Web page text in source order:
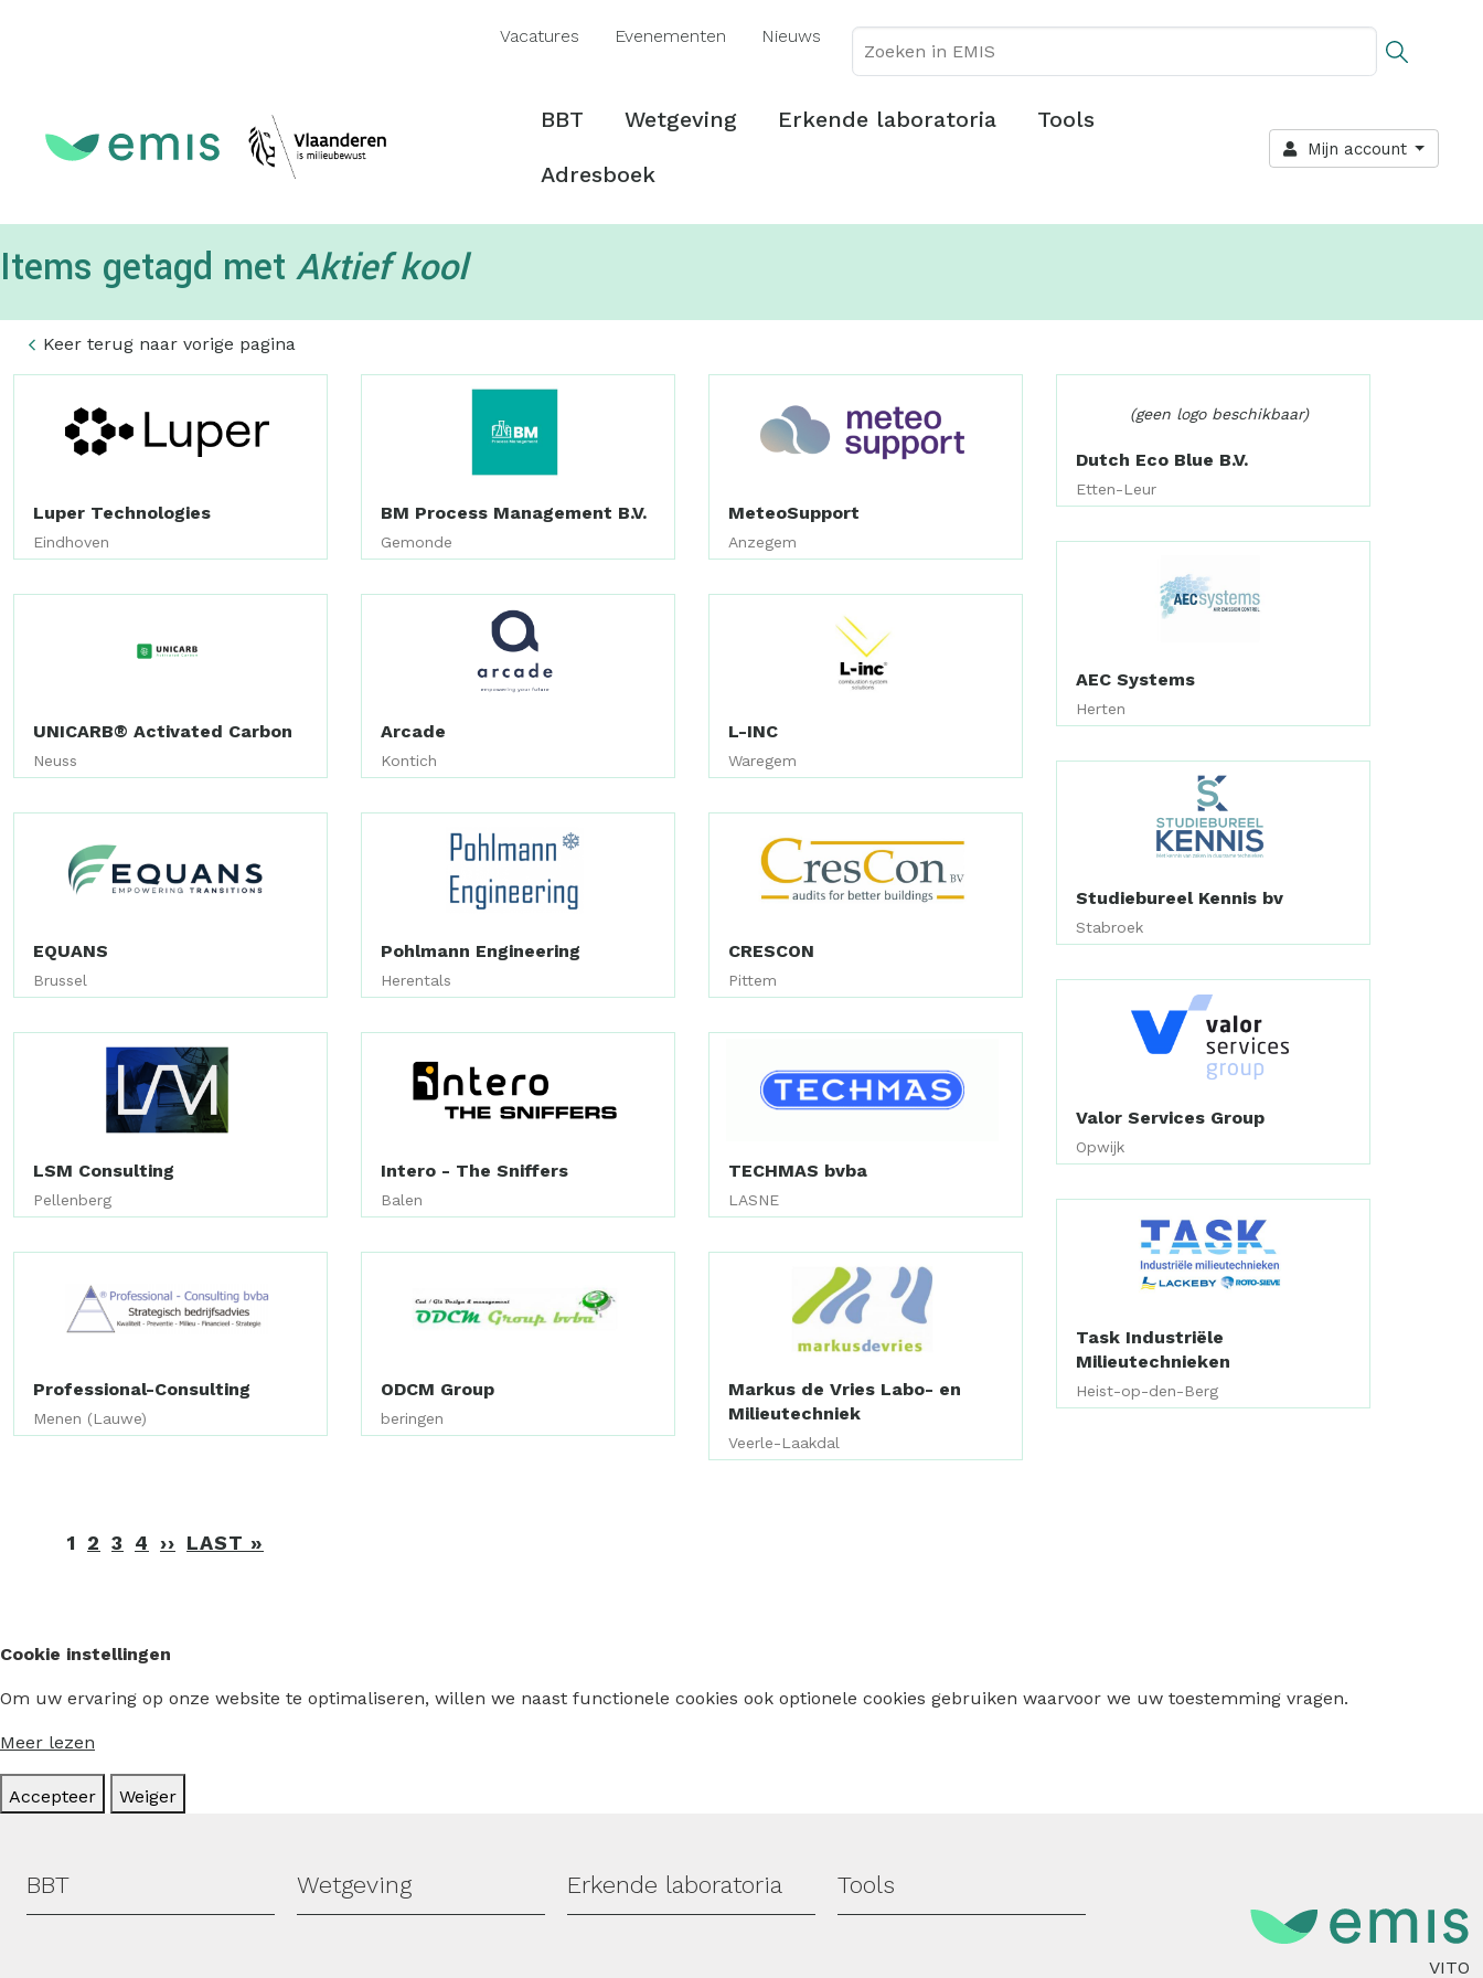
inhoud
Vacatures Evenementen Nieuws
Hoofdmenu
BBT Wetgeving Erkende laboratoria Tools
Adresboek
Mijn account
Items getagd met Aktief kool
Keer terug naar vorige pagina
Luper Technologies
Eindhoven
BM Process Management B.V.
Gemonde
MeteoSupport
Anzegem
(geen logo beschikbaar)
Dutch Eco Blue B.V.
Etten-Leur
AEC Systems
Herten
UNICARB® Activated Carbon
Neuss
Arcade
Kontich
L-INC
Waregem
Studiebureel Kennis bv
Stabroek
EQUANS
Brussel
Pohlmann Engineering
Herentals
CRESCON
Pittem
Valor Services Group
Opwijk
LSM Consulting
Pellenberg
Intero - The Sniffers
Balen
TECHMAS bvba
LASNE
Task Industriële
Milieutechnieken
Heist-op-den-Berg
Professional-Consulting
Menen (Lauwe)
ODCM Group
beringen
Markus de Vries Labo- en
Milieutechniek
Veerle-Laakdal
Paginering
1 2 3 4 ›› VOLGENDE
LAST »
Cookie instellingen
Om uw ervaring op onze website te optimaliseren, willen we naast functionele cookies ook optionele cookies gebruiken waarvoor we uw toestemming vragen.
Meer lezen
Accepteer Weiger
Hoofdmenu
BBT Wetgeving Erkende laboratoria Tools
VITO